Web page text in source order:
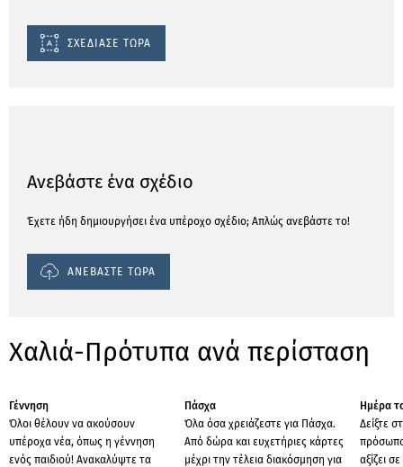
ΣΧΕΔΙΑΣΕ ΤΩΡΑ
Ανεβάστε ένα σχέδιο
Έχετε ήδη δημιουργήσει ένα υπέροχο σχέδιο; Απλώς ανεβάστε το!
ΑΝΕΒΑΣΤΕ ΤΩΡΑ
Χαλιά-Πρότυπα ανά περίσταση
Γέννηση
Όλοι θέλουν να ακούσουν
υπέροχα νέα, όπως η γέννηση
ενός παιδιού! Ανακαλύψτε τα
Πάσχα
Όλα όσα χρειάζεστε για Πάσχα.
Από δώρα και ευχετήριες κάρτες
μέχρι την τέλεια διακόσμηση για
Ημέρα
Δείξτε
αξίζει